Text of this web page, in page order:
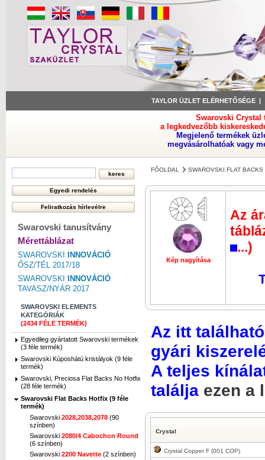
TAYLOR ÜZLET ELÉRHETŐSÉGE
Swarovski Crystal
a legkedvezőbb
Megjelenő termékek
megvásárolhatóak vagy
Swarovski tanusítvány
Mérettáblázat
SWAROVSKI
INNOVÁCIÓ
ŐSZ/TÉL 2017/18
SWAROVSKI
INNOVÁCIÓ
TAVASZ/NYÁR 2017
SWAROVSKI ELEMENTS
KATEGÓRIÁK
(2434 FÉLE TERMÉK)
Egyedileg gyártatott Swarovski termékek
(3 féle termék)
Swarovski Kúposhátú kristályok (9 féle
termék)
Swarovski, Preciosa Flat Backs No Hotfix
(28 féle termék)
Swarovski Flat Backs Hotfix (9 féle
termék)
Swarovski 2028,2038,2078 (90
színben)
Swarovski 2080/4 Cabochon Round
(6 színben)
Swarovski 2200 Navette (2 színben)
FŐOLDAL SWAROVSKI FLAT BACKS
Kép nagyítása
Az
...)
Az itt
gyári
A teljes
találja ezen a
Crystal
Crystal Copper F (001 COP)